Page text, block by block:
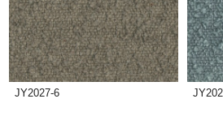
JY2027-6